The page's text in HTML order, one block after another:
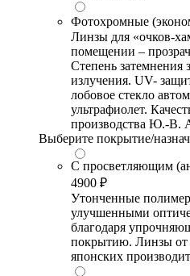
Фотохромные
Линзы для «очков-
помещении –
Степень затемнения
излучения. UV-
лобовое стекло
ультрафиолет.
производства Ю.-В.
Выберите покрытие/
С просветляющим
4900 ₽
Утонченные
улучшенными
благодаря
покрытию. Линзы от
японских